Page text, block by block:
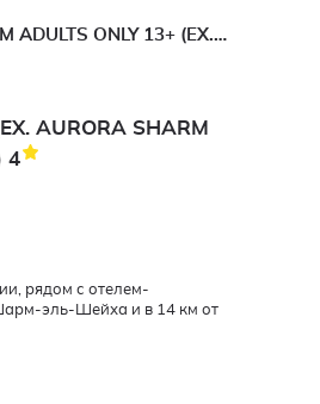
IVY CYRENE SHARM ADULTS ONLY 13+ (EX. AURORA SHARM RESORT, CRYSTAL SHARM, SOL SHARM)
AURORA SHARM
4
рядом с отелем-
эль-Шейха и в 14 км от